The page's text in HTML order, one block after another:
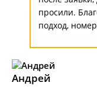
просили.
подход,
Андрей